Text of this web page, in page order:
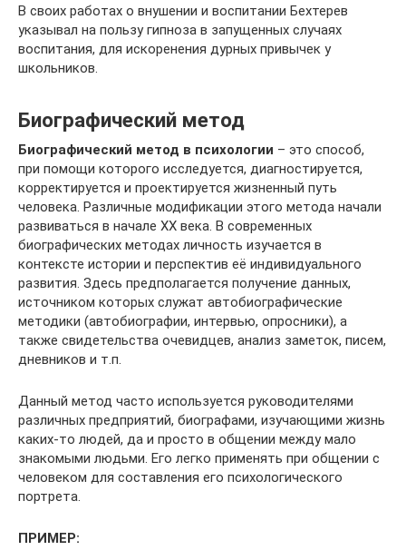
В своих работах о внушении и воспитании Бехтерев
указывал на пользу гипноза в запущенных случаях
воспитания, для искоренения дурных привычек у
школьников.
Биографический метод
Биографический метод в психологии – это способ,
при помощи которого исследуется, диагностируется,
корректируется и проектируется жизненный путь
человека. Различные модификации этого метода начали
развиваться в начале XX века. В современных
биографических методах личность изучается в
контексте истории и перспектив её индивидуального
развития. Здесь предполагается получение данных,
источником которых служат автобиографические
методики (автобиографии, интервью, опросники), а
также свидетельства очевидцев, анализ заметок, писем,
дневников и т.п.
Данный метод часто используется руководителями
различных предприятий, биографами, изучающими жизнь
каких-то людей, да и просто в общении между мало
знакомыми людьми. Его легко применять при общении с
человеком для составления его психологического
портрета.
ПРИМЕР: